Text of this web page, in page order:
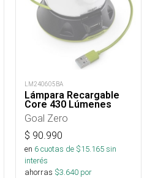
LM240605BA
Lámpara Recargable
Core 430 Lúmenes
Goal Zero
$ 90.990
en 6cuotas de $15.165sin
interés
ahorras $3.640 por